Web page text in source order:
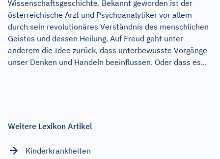
Wissenschaftsgeschichte. Bekannt geworden ist der
österreichische Arzt und Psychoanalytiker vor allem
durch sein revolutionäres Verständnis des menschlichen
Geistes und dessen Heilung. Auf Freud geht unter
anderem die Idee zurück, dass unterbewusste Vorgänge
unser Denken und Handeln beeinflussen. Oder dass es...
Weitere Lexikon Artikel
Kinderkrankheiten